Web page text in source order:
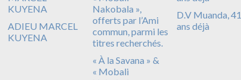
ADIEU MARCEL
KUYENA
« À la Savana » &
« Mobali
D.V Muanda, 41
ans déjà